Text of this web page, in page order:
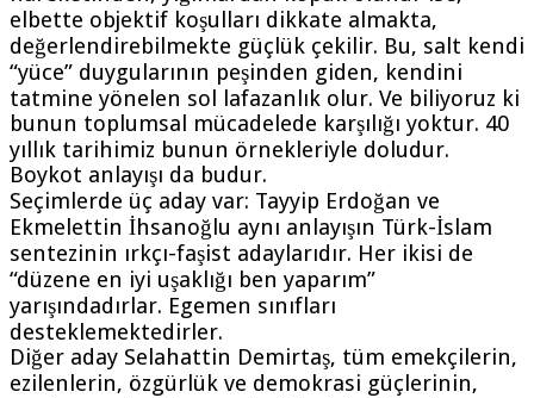
elbette objektif koşulları dikkate almakta,
değerlendirebilmekte güçlük çekilir. Bu, salt kendi
“yüce” duygularının peşinden giden, kendini
tatmine yönelen sol lafazanlık olur. Ve biliyoruz ki
bunun toplumsal mücadelede karşılığı yoktur. 40
yıllık tarihimiz bunun örnekleriyle doludur.
Boykot anlayışı da budur.
Seçimlerde üç aday var: Tayyip Erdoğan ve
Ekmelettin İhsanoğlu aynı anlayışın Türk-İslam
sentezinin ırkçı-faşist adaylarıdır. Her ikisi de
“düzene en iyi uşaklığı ben yaparım”
yarışındadırlar. Egemen sınıfları
desteklemektedirler.
Diğer aday Selahattin Demirtaş, tüm emekçilerin,
ezilenlerin, özgürlük ve demokrasi güçlerinin,